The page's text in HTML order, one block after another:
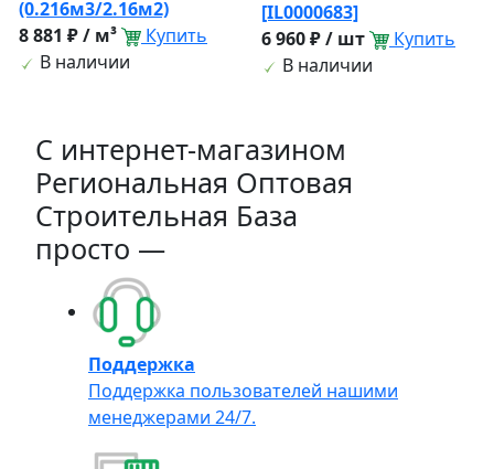
(0.216м3/2.16м2)
8 881 ₽ / м³
Купить
В наличии
[IL0000683]
6 960 ₽ / шт
Купить
В наличии
C интернет-магазином
Региональная Оптовая
Строительная База
просто —
Поддержка
Поддержка пользователей нашими
менеджерами 24/7.